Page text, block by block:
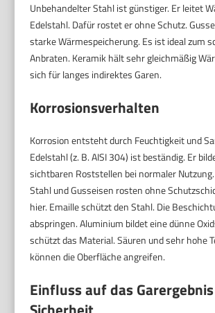
Unbehandelter Stahl ist günstiger. Er leitet
Edelstahl. Dafür rostet er ohne Schutz.
starke Wärmespeicherung. Es ist ideal zum
Anbraten. Keramik hält sehr gleichmäßig
sich für langes indirektes Garen.
Korrosionsverhalten
Korrosion entsteht durch Feuchtigkeit und
Edelstahl (z. B. AISI 304) ist beständig. Er
sichtbaren Roststellen bei normaler
Stahl und Gusseisen rosten ohne
hier. Emaille schützt den Stahl. Die
abspringen. Aluminium bildet eine dünne
schützt das Material. Säuren und sehr hohe
können die Oberfläche angreifen.
Einfluss auf das